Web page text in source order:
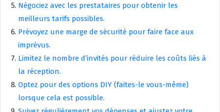
Négociez avec les prestataires pour obtenir les
meilleurs tarifs possibles.
Prévoyez une marge de sécurité pour faire face aux
imprévus.
Limitez le nombre d’invités pour réduire les coûts liés à
la réception.
Optez pour des options DIY (faites-le vous-même)
lorsque cela est possible.